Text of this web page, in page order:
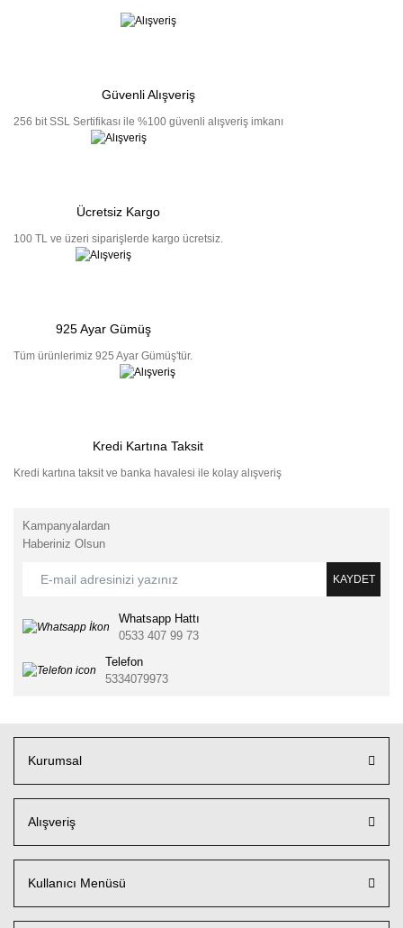
Güvenli Alışveriş
256 bit SSL Sertifikası ile %100 güvenli alışveriş imkanı
Ücretsiz Kargo
100 TL ve üzeri siparişlerde kargo ücretsiz.
925 Ayar Gümüş
Tüm ürünlerimiz 925 Ayar Gümüş'tür.
Kredi Kartına Taksit
Kredi kartına taksit ve banka havalesi ile kolay alışveriş
Kampanyalardan
Haberiniz Olsun
KAYDET
Whatsapp Hattı
0533 407 99 73
Telefon
5334079973
Kurumsal
Alışveriş
Kullanıcı Menüsü